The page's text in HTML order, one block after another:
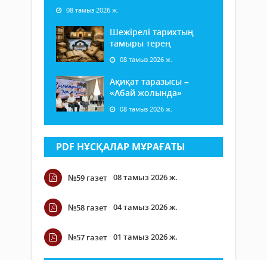
08 тамыз 2026 ж.
Шежірелі тарихтың
тамыры терең
08 тамыз 2026 ж.
Ақиқат таразысы –
«Абай жолында»
08 тамыз 2026 ж.
PDF НҰСҚАЛАР МҰРАҒАТЫ
№59 газет 08 тамыз 2026 ж.
№58 газет 04 тамыз 2026 ж.
№57 газет 01 тамыз 2026 ж.